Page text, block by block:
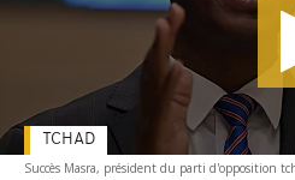
Succès Masra, président du parti d'opposition
TCHAD